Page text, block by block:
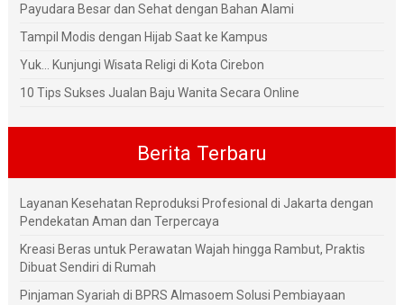
Payudara Besar dan Sehat dengan Bahan Alami
Tampil Modis dengan Hijab Saat ke Kampus
Yuk... Kunjungi Wisata Religi di Kota Cirebon
10 Tips Sukses Jualan Baju Wanita Secara Online
Berita Terbaru
Layanan Kesehatan Reproduksi Profesional di Jakarta dengan
Pendekatan Aman dan Terpercaya
Kreasi Beras untuk Perawatan Wajah hingga Rambut, Praktis
Dibuat Sendiri di Rumah
Pinjaman Syariah di BPRS Almasoem Solusi Pembiayaan